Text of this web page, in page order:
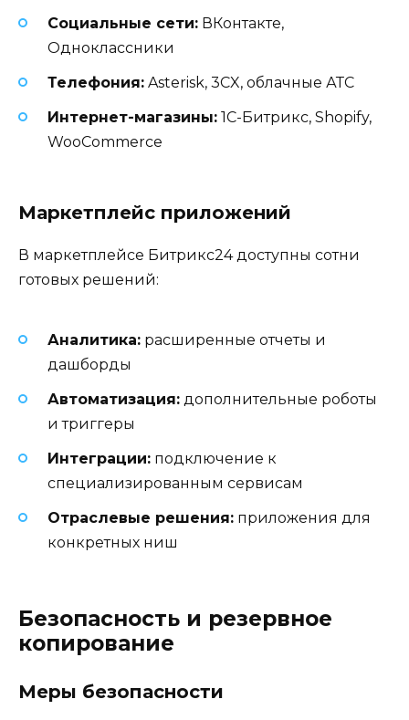
Социальные сети: ВКонтакте,
Одноклассники
Телефония: Asterisk, 3CX, облачные АТС
Интернет-магазины: 1C-Битрикс, Shopify,
WooCommerce
Маркетплейс приложений
В маркетплейсе Битрикс24 доступны сотни
готовых решений:
Аналитика: расширенные отчеты и
дашборды
Автоматизация: дополнительные роботы
и триггеры
Интеграции: подключение к
специализированным сервисам
Отраслевые решения: приложения для
конкретных ниш
Безопасность и резервное
копирование
Меры безопасности